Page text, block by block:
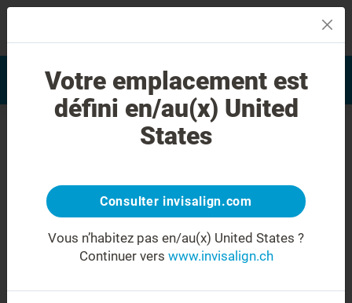
Evaluation du sourire
Trouver un docteur formé
Invisalign
Erreur 404
Cette page n’est pas disponible, les autres
sont :
Votre emplacement est
défini en/au(x) United
States
Consulter invisalign.com
Vous n’habitez pas en/au(x) United States ?
Continuer vers www.invisalign.ch